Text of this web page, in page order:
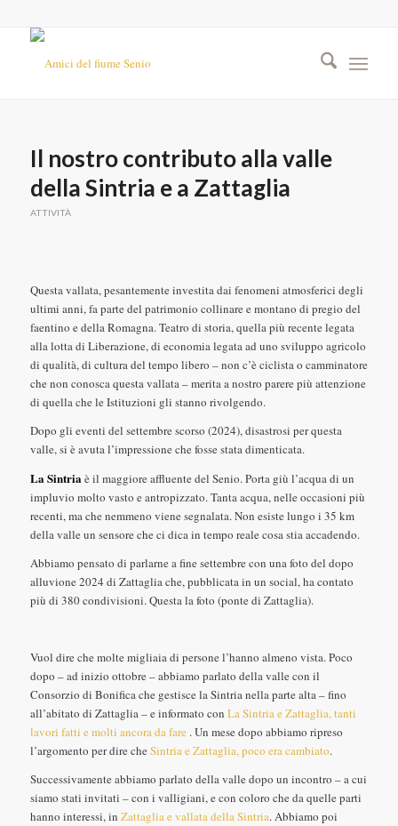
Il nostro contributo alla valle
della Sintria e a Zattaglia
ATTIVITÀ
Questa vallata, pesantemente investita dai fenomeni atmosferici degli
ultimi anni, fa parte del patrimonio collinare e montano di pregio del
faentino e della Romagna. Teatro di storia, quella più recente legata
alla lotta di Liberazione, di economia legata ad uno sviluppo agricolo
di qualità, di cultura del tempo libero – non c’è ciclista o camminatore
che non conosca questa vallata – merita a nostro parere più attenzione
di quella che le Istituzioni gli stanno rivolgendo.
Dopo gli eventi del settembre scorso (2024), disastrosi per questa
valle, si è avuta l’impressione che fosse stata dimenticata.
La Sintriaè il maggiore affluente del Senio. Porta giù l’acqua di un
impluvio molto vasto e antropizzato. Tanta acqua, nelle occasioni più
recenti, ma che nemmeno viene segnalata. Non esiste lungo i 35 km
della valle un sensore che ci dica in tempo reale cosa stia accadendo.
Abbiamo pensato di parlarne a fine settembre con una foto del dopo
alluvione 2024 di Zattaglia che, pubblicata in un social, ha contato
più di 380 condivisioni. Questa la foto (ponte di Zattaglia).
Vuol dire che molte migliaia di persone l’hanno almeno vista. Poco
dopo – ad inizio ottobre – abbiamo parlato della valle con il
Consorzio di Bonifica che gestisce la Sintria nella parte alta – fino
all’abitato di Zattaglia – e informato con La Sintria e Zattaglia, tanti
lavori fatti e molti ancora da fare. Un mese dopo abbiamo ripreso
l’argomento per dire cheSintria e Zattaglia, poco era cambiato.
Successivamente abbiamo parlato della valle dopo un incontro – a cui
siamo stati invitati – con i valligiani, e con coloro che da quelle parti
hanno interessi, in Zattaglia e vallata della Sintria. Abbiamo poi